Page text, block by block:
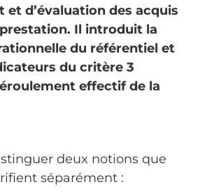
d’évaluation des acquis
prestation. Il introduit la
du référentiel et
du critère 3
effectif de la
deux notions que
séparément :